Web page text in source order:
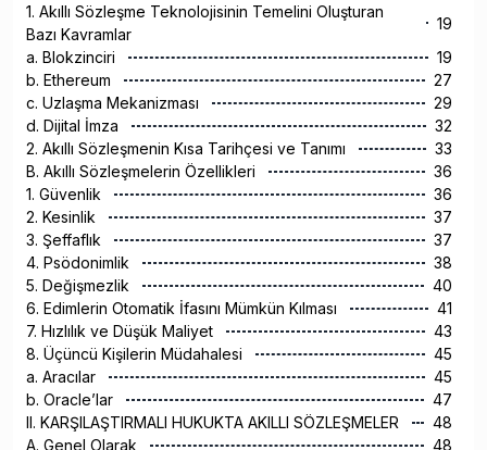
1. Akıllı Sözleşme Teknolojisinin Temelini Oluşturan
Bazı Kavramlar
19
a. Blokzinciri
19
b. Ethereum
27
c. Uzlaşma Mekanizması
29
d. Dijital İmza
32
2. Akıllı Sözleşmenin Kısa Tarihçesi ve Tanımı
33
B. Akıllı Sözleşmelerin Özellikleri
36
1. Güvenlik
36
2. Kesinlik
37
3. Şeffaflık
37
4. Psödonimlik
38
5. Değişmezlik
40
6. Edimlerin Otomatik İfasını Mümkün Kılması
41
7. Hızlılık ve Düşük Maliyet
43
8. Üçüncü Kişilerin Müdahalesi
45
a. Aracılar
45
b. Oracle’lar
47
II. KARŞILAŞTIRMALI HUKUKTA AKILLI SÖZLEŞMELER
48
A. Genel Olarak
48